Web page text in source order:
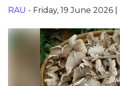
RAU - Friday, 19 June 2026 |